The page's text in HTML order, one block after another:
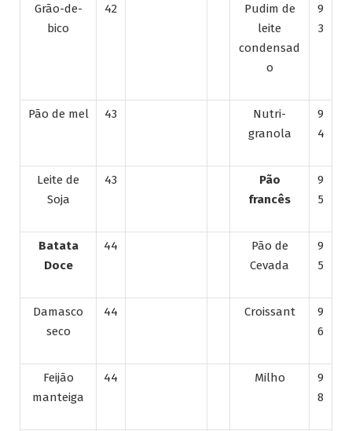
Grão-de-
bico
42
Pudim de
leite
condensad
o
9
3
Pão de mel 43
Nutri-
granola
9
4
Leite de
Soja
43
Pão
francês
9
5
Batata
Doce
44
Pão de
Cevada
9
5
Damasco
seco
44 Croissant
9
6
Feijão
manteiga
44 Milho
9
8